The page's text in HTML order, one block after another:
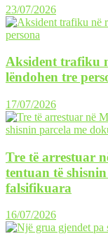
23/07/2026
Aksident trafiku
lëndohen tre
17/07/2026
Tre të arrestuar
tentuan të
falsifikuara
16/07/2026